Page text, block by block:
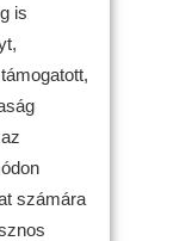
is
számára